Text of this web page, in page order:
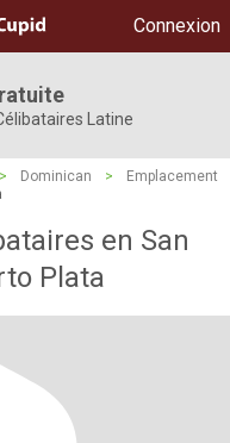
Connexion
Latine
> Dominican >
Emplacement
en San
Plata